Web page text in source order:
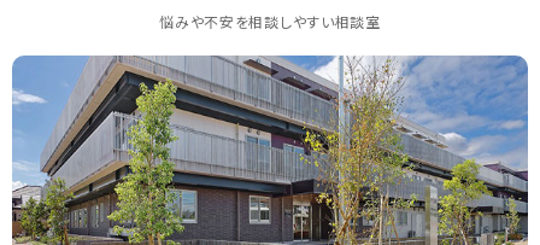
悩みや不安を相談しやすい相談室